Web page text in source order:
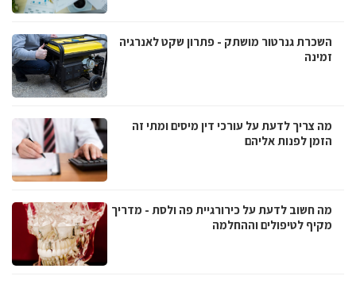
השכרת גנרטור מושתק - פתרון שקט לאנרגיה
זמינה
מה צריך לדעת על עורכי דין מיסים ומתי זה
הזמן לפנות אליהם
מה חשוב לדעת על כירורגיית פה ולסת - מדריך
מקיף לטיפולים וההחלמה